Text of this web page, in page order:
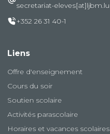
secretariat-eleves[at]ljbm.lu
+352 26 31 40-1
Liens
Offre d'enseignement
Cours du soir
Soutien scolaire
Activités parascolaire
Horaires et vacances scolaires